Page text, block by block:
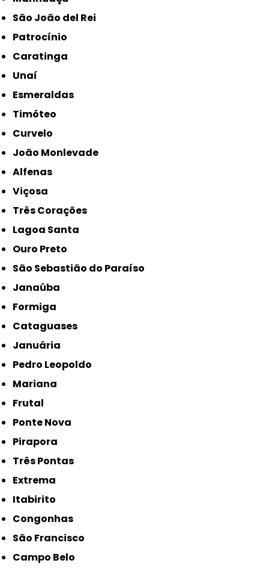
São João del Rei
Patrocínio
Caratinga
Unaí
Esmeraldas
Timóteo
Curvelo
João Monlevade
Alfenas
Viçosa
Três Corações
Lagoa Santa
Ouro Preto
São Sebastião do Paraíso
Janaúba
Formiga
Cataguases
Januária
Pedro Leopoldo
Mariana
Frutal
Ponte Nova
Pirapora
Três Pontas
Extrema
Itabirito
Congonhas
São Francisco
Campo Belo